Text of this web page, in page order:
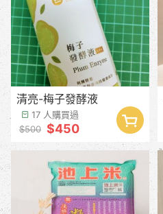
清亮-梅子發酵液
17 人購買過
$500 $450